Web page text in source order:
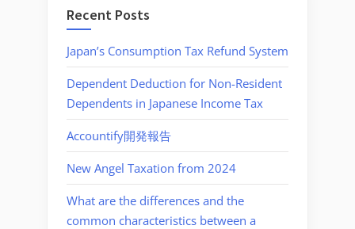
Recent Posts
Japan’s Consumption Tax Refund System
Dependent Deduction for Non-Resident
Dependents in Japanese Income Tax
Accountify開発報告
New Angel Taxation from 2024
What are the differences and the
common characteristics between a